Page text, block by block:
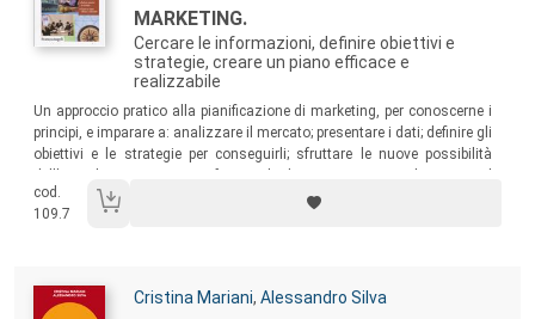
MARKETING.
Cercare le informazioni, definire obiettivi e
strategie, creare un piano efficace e
realizzabile
Un approccio pratico alla pianificazione di marketing, per conoscerne i
principi, e imparare a: analizzare il mercato; presentare i dati; definire gli
obiettivi e le strategie per conseguirli; sfruttare le nuove possibilità
piano; comunicarlo e presentarlo in modo efficace.
cod.
109.7
Autori:
Cristina Mariani, Alessandro Silva